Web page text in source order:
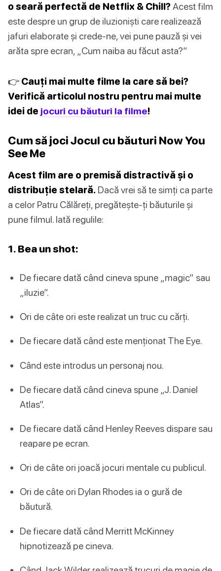
o seară perfectă de Netflix & Chill?Acest film
este despre un grup de iluzioniști care realizează
jafuri elaborate și crede-ne, vei pune pauză și vei
arăta spre ecran, „Cum naiba au făcut asta?”
👉 Cauți mai multe filme la care să bei?
Verifică articolul nostru pentru mai multe
idei de jocuri cu băuturi la filme!
Cum să joci Jocul cu băuturi Now You
See Me
Acest film are o premisă distractivă și o
distribuție stelară. Dacă vrei să te simți ca parte
a celor Patru Călăreți, pregătește-ți băuturile și
pune filmul. Iată regulile:
1. Bea un shot:
De fiecare dată când cineva spune „magic” sau
„iluzie”.
Ori de câte ori este realizat un truc cu cărți.
De fiecare dată când este menționat The Eye.
Când este introdus un personaj nou.
De fiecare dată când cineva spune „J. Daniel
Atlas”.
De fiecare dată când Henley Reeves dispare sau
reapare pe ecran.
Ori de câte ori joacă jocuri mentale cu publicul.
Ori de câte ori Dylan Rhodes ia o gură de
băutură.
De fiecare dată când Merritt McKinney
hipnotizează pe cineva.